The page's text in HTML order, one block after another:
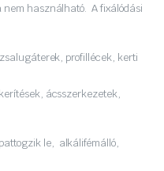
használható. A fixálódási
profillécek, kerti
ácsszerkezetek,
le, alkálifémálló,